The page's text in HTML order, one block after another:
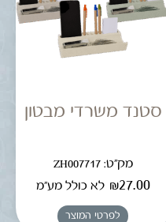
סטנד משרדי מבטון
מק"ט: ZH007717
₪27.00 לא כולל מע"מ
לפרטי המוצר